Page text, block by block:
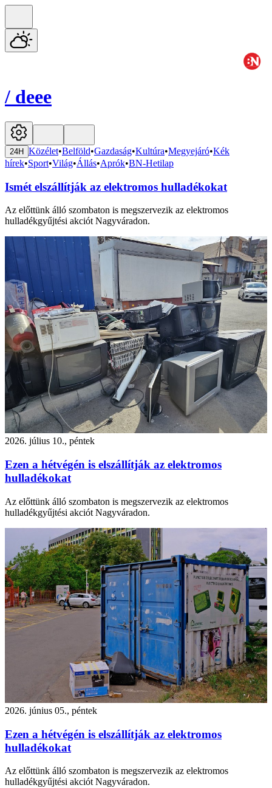
/ deee
24H Közélet•Belföld•Gazdaság•Kultúra•Megyejáró•Kék
hírek•Sport•Világ•Állás•Aprók•BN-Hetilap
Ismét elszállítják az elektromos hulladékokat
Az előttünk álló szombaton is megszervezik az elektromos
hulladékgyűjtési akciót Nagyváradon.
2026. július 10., péntek
Ezen a hétvégén is elszállítják az elektromos
hulladékokat
Az előttünk álló szombaton is megszervezik az elektromos
hulladékgyűjtési akciót Nagyváradon.
2026. június 05., péntek
Ezen a hétvégén is elszállítják az elektromos
hulladékokat
Az előttünk álló szombaton is megszervezik az elektromos
hulladékgyűjtési akciót Nagyváradon.